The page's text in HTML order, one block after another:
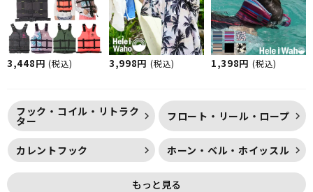
3,448円 (税込) 3,998円 (税込) 1,398円 (税込)
フック・コイル・リトラク
ター フロート・リール・ロープ
カレントフック ホーン・ベル・ホイッスル
もっと見る